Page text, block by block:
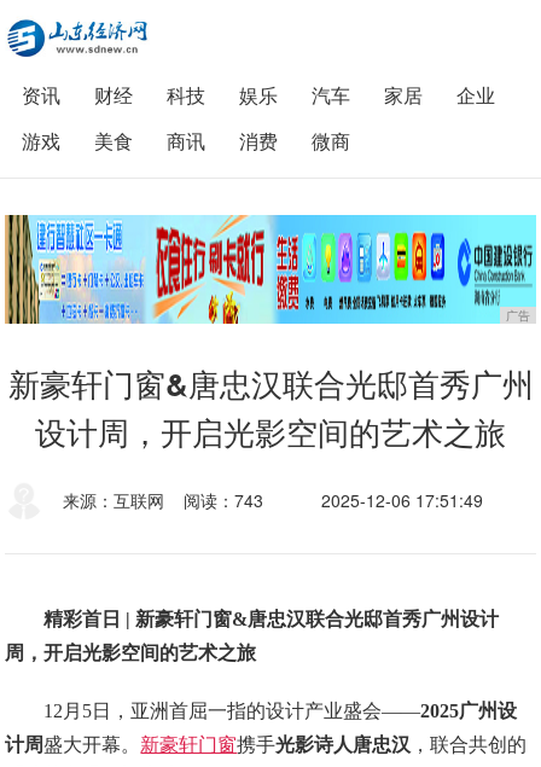
资讯 财经 科技 娱乐 汽车 家居
企业
游戏
美食 商讯 消费 微商
广告
新豪轩门窗&唐忠汉联合光邸首秀广州
设计周，开启光影空间的艺术之旅
来源：互联网 阅读：743 2025-12-06 17:51:49
精彩首日 | 新豪轩门窗&唐忠汉联合光邸首秀广州设计
周，开启光影空间的艺术之旅
12月5日，亚洲首屈一指的设计产业盛会——2025广州设
计周盛大开幕。 新豪轩门窗携手光影诗人唐忠汉 ，联合共创的